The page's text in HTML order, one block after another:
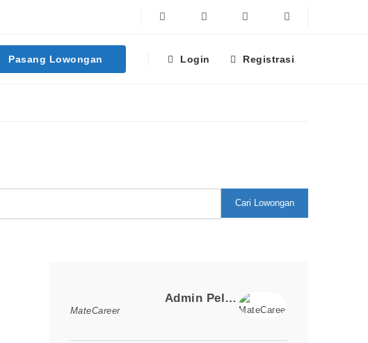
Facebook Linkedin
Pasang Lowongan Login Registrasi
Cari Lowongan
Admin Pelaksana Sipil
MateCareer